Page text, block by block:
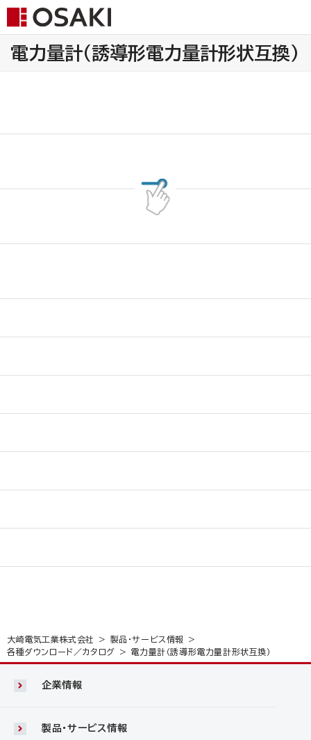
電力量計（誘導形電力量計形状互換）
大崎電気工業株式会社
製品・サービス情報
各種ダウンロード／カタログ
電力量計（誘導形電力量計形状互換）
企業情報
製品・サービス情報